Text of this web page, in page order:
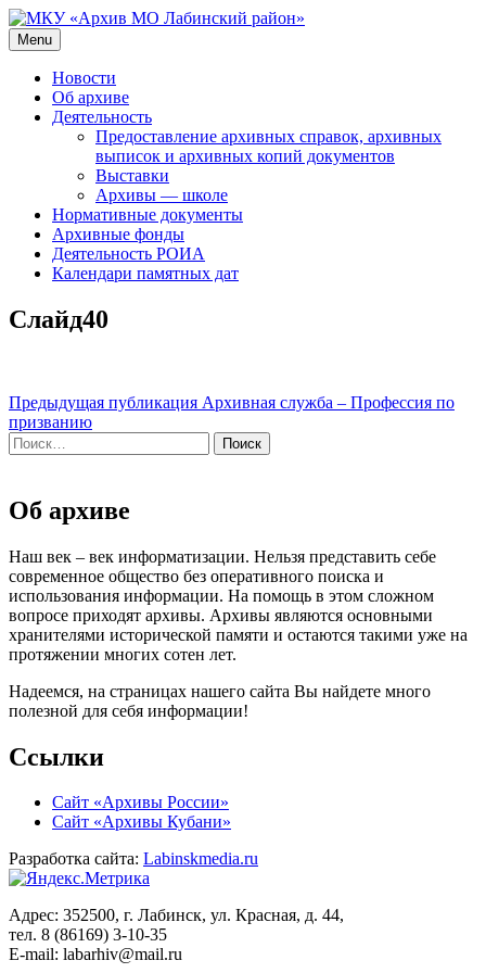
Skip
to
content
МКУ «Архив МО Лабинский район»
Официальный сайт
Menu
Новости
Об архиве
Деятельность
Предоставление архивных справок, архивных
выписок и архивных копий документов
Выставки
Архивы — школе
Нормативные документы
Архивные фонды
Деятельность РОИА
Календари памятных дат
Слайд40
Навигация
по
записям
Предыдущая публикация Архивная служба – Профессия по
призванию
Найти:
Об архиве
Наш век – век информатизации. Нельзя представить себе
современное общество без оперативного поиска и
использования информации. На помощь в этом сложном
вопросе приходят архивы. Архивы являются основными
хранителями исторической памяти и остаются такими уже на
протяжении многих сотен лет.
Надеемся, на страницах нашего сайта Вы найдете много
полезной для себя информации!
Ссылки
Сайт «Архивы России»
Сайт «Архивы Кубани»
Разработка сайта: Labinskmedia.ru
Адрес: 352500, г. Лабинск, ул. Красная, д. 44,
тел. 8 (86169) 3-10-35
E-mail: labarhiv@mail.ru